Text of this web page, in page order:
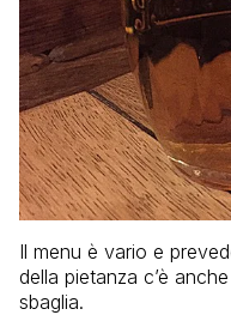
Il menu è vario e
della pietanza c’è
sbaglia.